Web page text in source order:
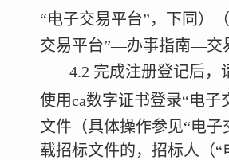
“电子交易平台”，下同）（
交易平台”—办事指南—交
4.2 完成注册登记后，
使用ca数字证书登录“电子
文件（具体操作参见“电
载招标文件的，招标人 （